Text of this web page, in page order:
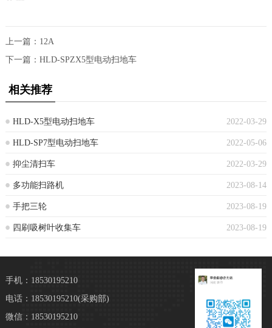
上一篇： 12A
下一篇： HLD-SPZX5型电动扫地车
相关推荐
2022-03-29
HLD-X5型电动扫地车
2022-05-06
HLD-SP7型电动扫地车
2022-03-29
抑尘清扫车
2023-08-14
多功能扫路机
2023-08-19
手把三轮
2023-08-19
四刷吸树叶收集车
手机：18530195210
电话：18530195210(采购部)
微信：18530195210